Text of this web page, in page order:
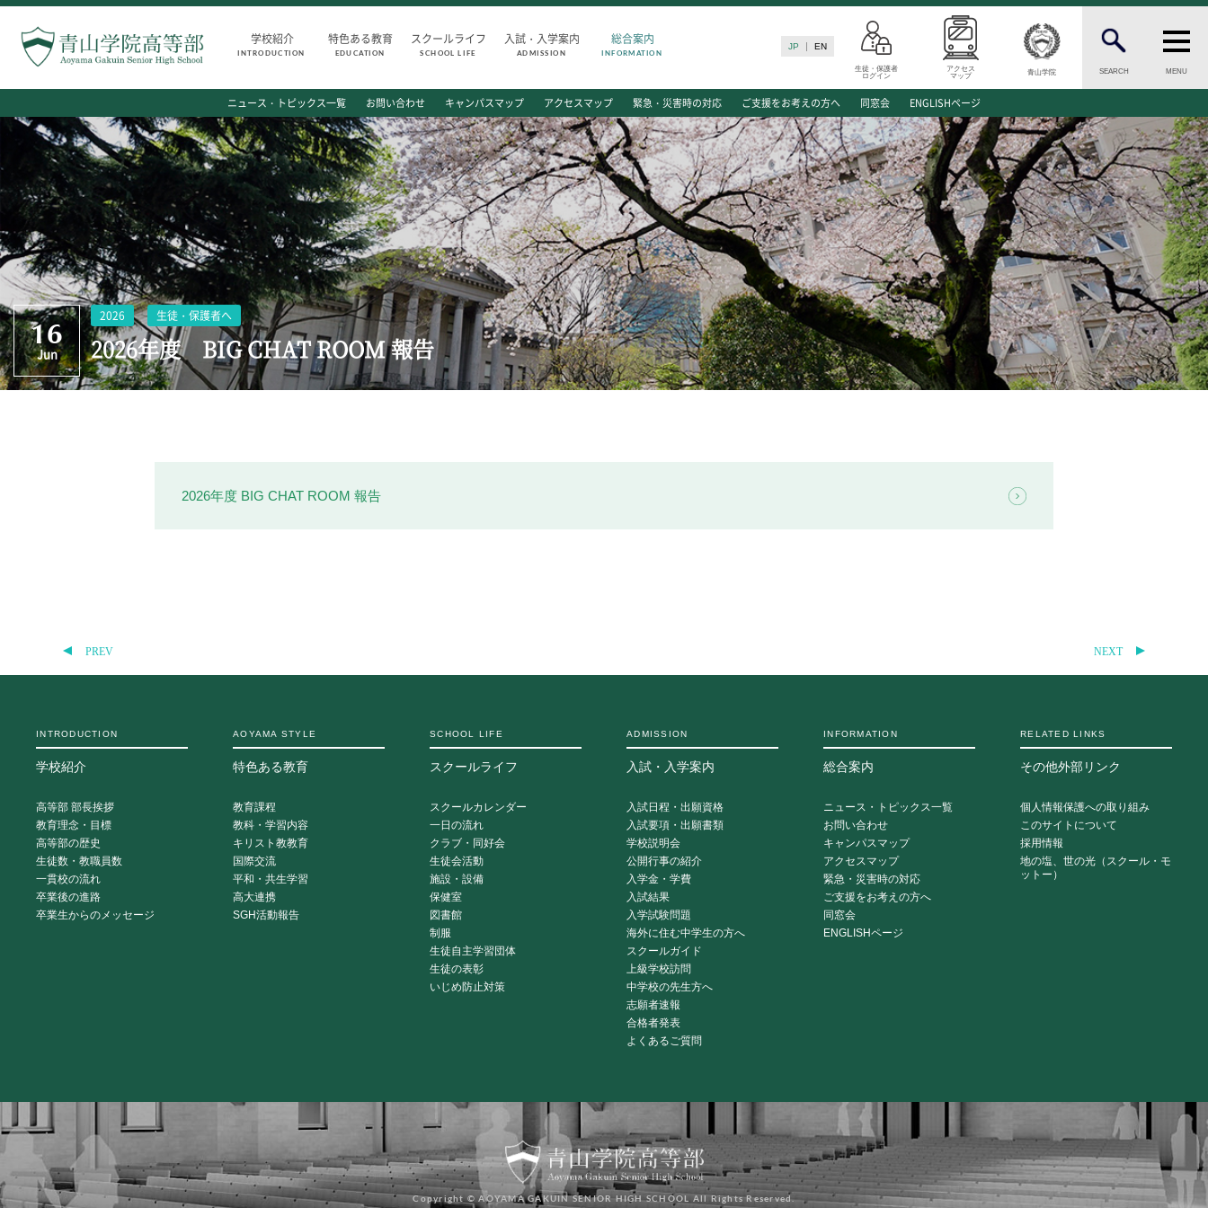
学校紹介
INTRODUCTION
特色ある教育
EDUCATION
スクールライフ
SCHOOL LIFE
入試・入学案内
ADMISSION
総合案内
INFORMATION
JP EN
生徒・保護者
ログイン
アクセス
マップ
青山学院 SEARCH MENU
学校紹介
高等部 部長挨拶
教育理念・目標
高等部の歴史
生徒数・教職員数
一貫校の流れ
卒業後の進路
卒業生からのメッセージ
AOYAMA STYLE
特色ある教育
教育課程
教科・学習内容
キリスト教教育
国際交流
平和・共生学習
高大連携
SGH活動報告
SCHOOL LIFE
スクールライフ
スクールカレンダー
一日の流れ
クラブ・同好会
生徒会活動
施設・設備
保健室
図書館
制服
生徒自主学習団体
生徒の表彰
いじめ防止対策
ADMISSION
入試・入学案内
入試日程・出願資格
入試要項・出願書類
学校説明会
公開行事の紹介
入学金・学費
入試結果
入学試験問題
海外に住む中学生の方へ
スクールガイド
上級学校訪問
中学校の先生方へ
INFORMATION
総合案内
ニュース・トピックス一覧
お問い合わせ
キャンパスマップ
アクセスマップ
緊急・災害時の対応
ご支援をお考えの方へ
同窓会
ENGLISHページ
個人情報保護への取り組み
このサイトについて
採用情報
ニュース・トピックス一覧 お問い合わせ キャンパスマップ アクセスマップ 緊急・災害時の対応 ご支援をお考えの方へ 同窓会 ENGLISHページ
16
Jun
2026 生徒・保護者へ
2026年度 BIG CHAT ROOM 報告
2026年度 BIG CHAT ROOM 報告
PREV NEXT
INTRODUCTION
学校紹介
高等部 部長挨拶
教育理念・目標
高等部の歴史
生徒数・教職員数
一貫校の流れ
卒業後の進路
卒業生からのメッセージ
AOYAMA STYLE
特色ある教育
教育課程
教科・学習内容
キリスト教教育
国際交流
平和・共生学習
高大連携
SGH活動報告
SCHOOL LIFE
スクールライフ
スクールカレンダー
一日の流れ
クラブ・同好会
生徒会活動
施設・設備
保健室
図書館
制服
生徒自主学習団体
生徒の表彰
いじめ防止対策
ADMISSION
入試・入学案内
入試日程・出願資格
入試要項・出願書類
学校説明会
公開行事の紹介
入学金・学費
入試結果
入学試験問題
海外に住む中学生の方へ
スクールガイド
上級学校訪問
中学校の先生方へ
志願者速報
合格者発表
よくあるご質問
INFORMATION
総合案内
ニュース・トピックス一覧
お問い合わせ
キャンパスマップ
アクセスマップ
緊急・災害時の対応
ご支援をお考えの方へ
同窓会
ENGLISHページ
RELATED LINKS
その他外部リンク
個人情報保護への取り組み
このサイトについて
採用情報
地の塩、世の光（スクール・モ
ットー）
Copyright © AOYAMA GAKUIN SENIOR HIGH SCHOOL All Rights Reserved.